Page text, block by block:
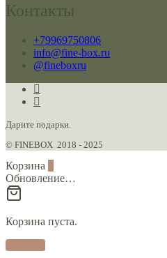
Контакты
+79969750806
info@fine-box.ru
@fineboxru
Дарите подарки.
© FINEBOX 2018 - 2025
Корзина
Обновление…
Корзина пуста.
Корзина